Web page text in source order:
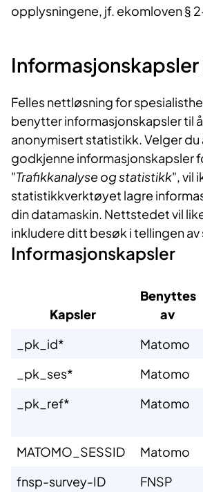
opplysningene, jf. ekomloven §
Informasjonskapsler
Felles nettløsning for
benytter informasjonskapsler til
anonymisert statistikk. Velger du
godkjenne informasjonskapsler
"Trafikkanalyse og statistikk", vil
statistikkverktøyet lagre
din datamaskin. Nettstedet vil
inkludere ditt besøk i tellingen
Informasjonskapsler
Kapsler​
Benyttes
av ​
​_pk_id*
​Matomo
​_pk_ses*
​Matomo
​_pk_ref*
​Matomo
​MATOMO_SESSID ​Matomo
fnsp-survey-ID
FNSP